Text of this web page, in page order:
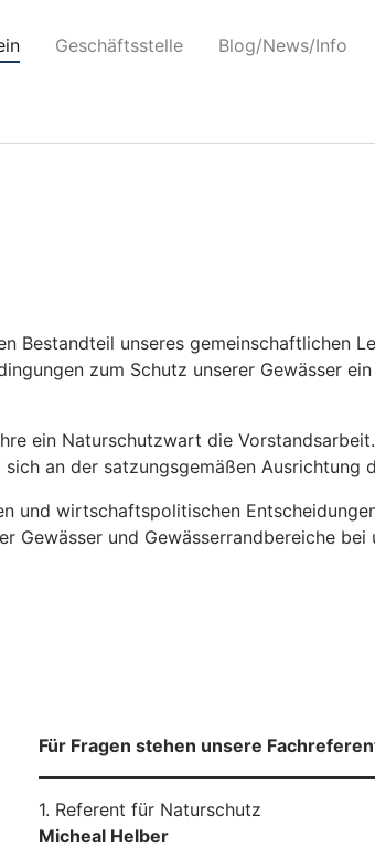
„swb_wp-scroll“ wurde mit nicht
in
Geschäftsstelle Blog/News/Info
unseres gemeinschaftlichen
zum Schutz unserer Gewässer
ein Naturschutzwart die
an der satzungsgemäßen Ausrichtung
und wirtschaftspolitischen
Gewässer und Gewässerrandbereiche
Für Fragen stehen unsere
1. Referent für Naturschutz
Micheal Helber